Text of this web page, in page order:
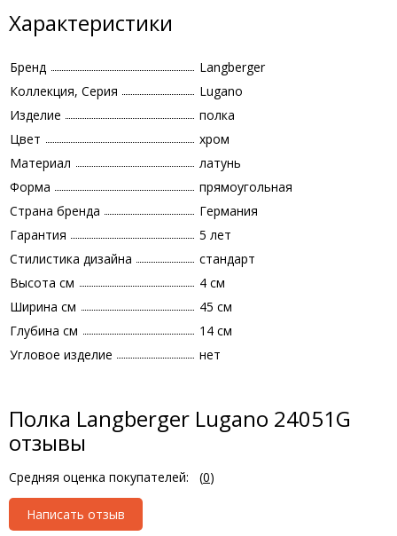
Характеристики
Бренд
Langberger
Коллекция, Серия
Lugano
Изделие
полка
Цвет
хром
Материал
латунь
Форма
прямоугольная
Страна бренда
Германия
Гарантия
5 лет
Стилистика дизайна
стандарт
Высота см
4 см
Ширина см
45 см
Глубина см
14 см
Угловое изделие
нет
Полка Langberger Lugano 24051G
отзывы
Средняя оценка покупателей: (0)
Написать отзыв